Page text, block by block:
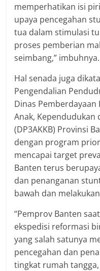
memperhatikan isi
upaya pencegahan
tua dalam stimulasi
proses pemberian
seimbang,” imbuhnya.
Hal senada juga
Pengendalian
Dinas
Anak, Kependudukan
(DP3AKKB) Provinsi
dengan program
mencapai target
Banten terus
dan penanganan
bawah dan
“Pemprov Banten
ekspedisi reformasi
yang salah satunya
pencegahan dan
tingkat rumah